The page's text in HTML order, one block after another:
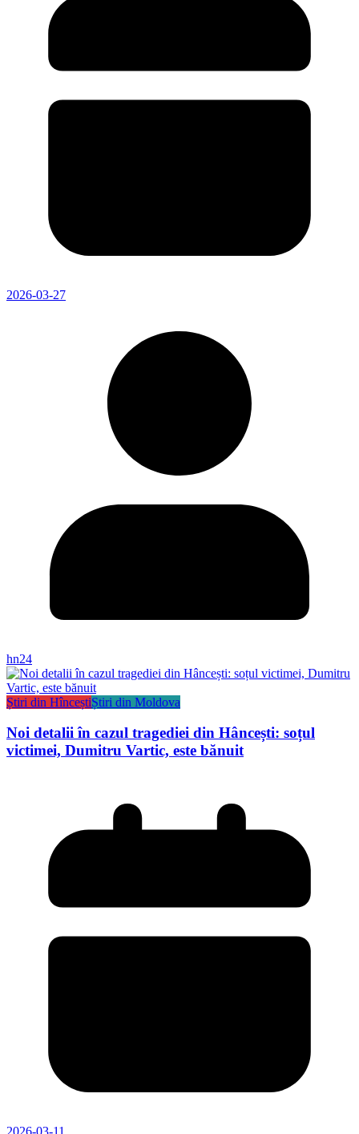
2026-03-27
hn24
Știri din HînceștiȘtiri din Moldova
Noi detalii în cazul tragediei din Hâncești: soțul
victimei, Dumitru Vartic, este bănuit
2026-03-11